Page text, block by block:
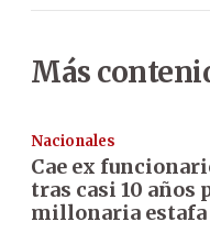
Más
Nacionales
Cae ex
tras casi 10 años
millonaria estafa